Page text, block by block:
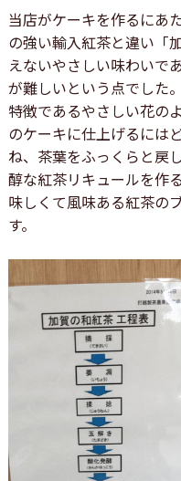
当店がケーキを作るにあ
の強い輸入紅茶と違い「
えないやさしい味わいで
が難しいという点でした。
特徴であるやさしい花の
のケーキに仕上げるには
ね、茶葉をふっくらと戻
醇な紅茶リキュールを作
味しくて風味ある紅茶の
す。